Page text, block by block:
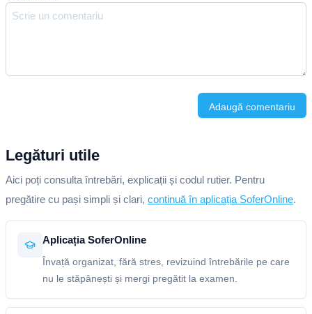
Adaugă comentariu
Legături utile
Aici poți consulta întrebări, explicații și codul rutier. Pentru
pregătire cu pași simpli și clari, continuă în aplicația SoferOnline.
Aplicația SoferOnline
Învață organizat, fără stres, revizuind întrebările pe care
nu le stăpânești și mergi pregătit la examen.